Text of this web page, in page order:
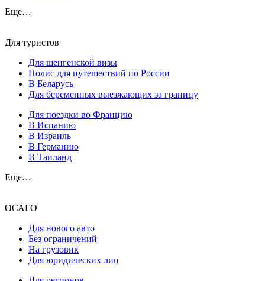
Еще…
Для туристов
Для шенгенской визы
Полис для путешествий по России
В Беларусь
Для беременных выезжающих за границу
Для поездки во Францию
В Испанию
В Израиль
В Германию
В Таиланд
Еще…
ОСАГО
Для нового авто
Без ограничений
На грузовик
Для юридических лиц